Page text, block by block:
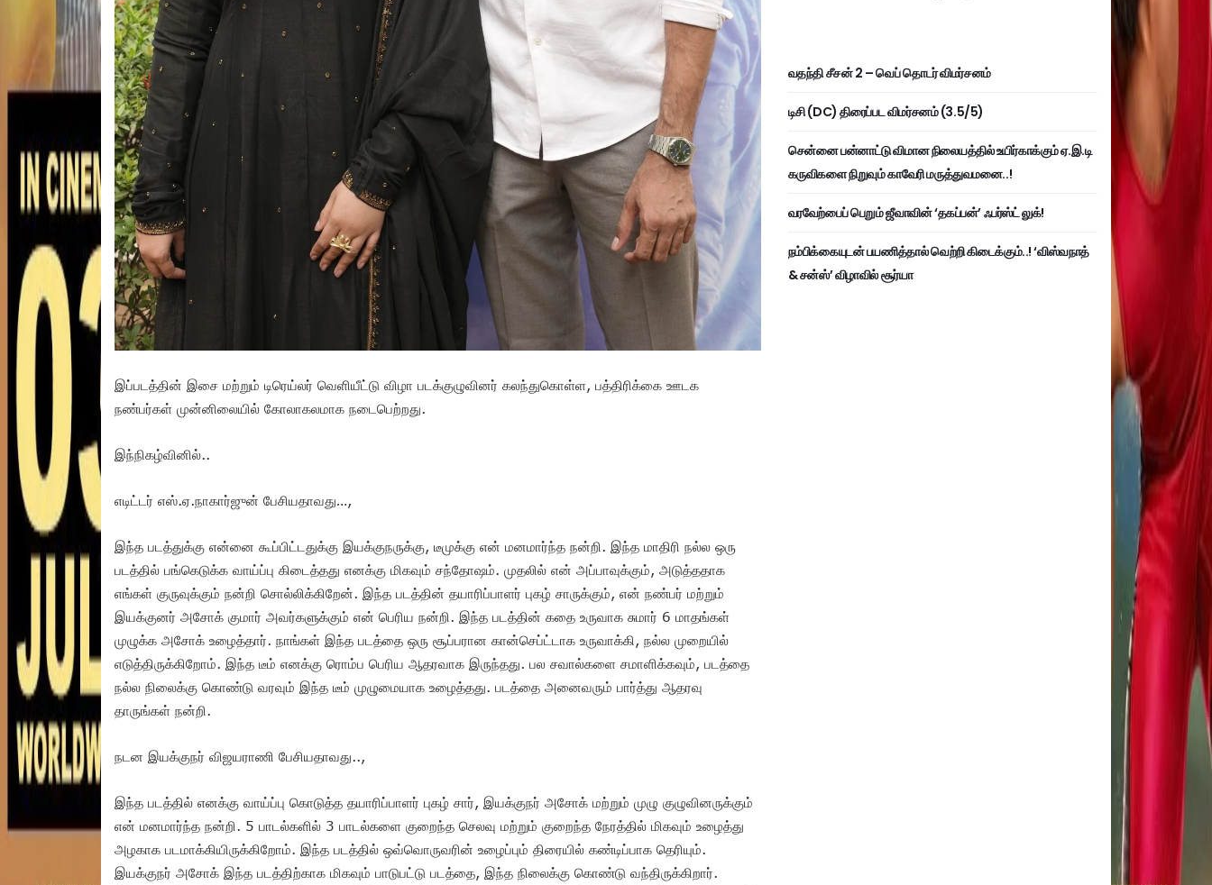
இப்படத்தின் இசை மற்றும் டிரெய்லர் வெளியீட்டு விழா படக்குழுவினர் கலந்துகொள்ள, பத்திரிக்கை ஊடக
நண்பர்கள் முன்னிலையில் கோலாகலமாக நடைபெற்றது.
இந்நிகழ்வினில்..
எடிட்டர் எஸ்.ஏ.நாகார்ஜுன் பேசியதாவது…,
இந்த படத்துக்கு என்னை கூப்பிட்டதுக்கு இயக்குநருக்கு, டீமுக்கு என் மனமார்ந்த நன்றி. இந்த மாதிரி நல்ல ஒரு
படத்தில் பங்கெடுக்க வாய்ப்பு கிடைத்தது எனக்கு மிகவும் சந்தோஷம். முதலில் என் அப்பாவுக்கும், அடுத்ததாக
எங்கள் குருவுக்கும் நன்றி சொல்லிக்கிறேன். இந்த படத்தின் தயாரிப்பாளர் புகழ் சாருக்கும், என் நண்பர் மற்றும்
இயக்குனர் அசோக் குமார் அவர்களுக்கும் என் பெரிய நன்றி. இந்த படத்தின் கதை உருவாக சுமார் 6 மாதங்கள்
முழுக்க அசோக் உழைத்தார். நாங்கள் இந்த படத்தை ஒரு சூப்பரான கான்செப்ட்டாக உருவாக்கி, நல்ல முறையில்
எடுத்திருக்கிறோம். இந்த டீம் எனக்கு ரொம்ப பெரிய ஆதரவாக இருந்தது. பல சவால்களை சமாளிக்கவும், படத்தை
நல்ல நிலைக்கு கொண்டு வரவும் இந்த டீம் முழுமையாக உழைத்தது. படத்தை அனைவரும் பார்த்து ஆதரவு
தாருங்கள் நன்றி.
நடன இயக்குநர் விஜயராணி பேசியதாவது..,
இந்த படத்தில் எனக்கு வாய்ப்பு கொடுத்த தயாரிப்பாளர் புகழ் சார், இயக்குநர் அசோக் மற்றும் முழு குழுவினருக்கும்
என் மனமார்ந்த நன்றி. 5 பாடல்களில் 3 பாடல்களை குறைந்த செலவு மற்றும் குறைந்த நேரத்தில் மிகவும் உழைத்து
அழகாக படமாக்கியிருக்கிறோம். இந்த படத்தில் ஒவ்வொருவரின் உழைப்பும் திரையில் கண்டிப்பாக தெரியும்.
இயக்குநர் அசோக் இந்த படத்திற்காக மிகவும் பாடுபட்டு படத்தை, இந்த நிலைக்கு கொண்டு வந்திருக்கிறார்.
வதந்தி சீசன் 2 – வெப் தொடர் விமர்சனம்
டிசி (DC) திரைப்பட விமர்சனம் (3.5/5)
சென்னை பன்னாட்டு விமான நிலையத்தில் உயிர்காக்கும் ஏ.இ.டி
கருவிகளை நிறுவும் காவேரி மருத்துவமனை..!
வரவேற்பைப் பெறும் ஜீவாவின் ‘தகப்பன்’ ஃபர்ஸ்ட் லுக்!
நம்பிக்கையுடன் பயணித்தால் வெற்றி கிடைக்கும்..! ‘விஸ்வநாத்
& சன்ஸ்’ விழாவில் சூர்யா